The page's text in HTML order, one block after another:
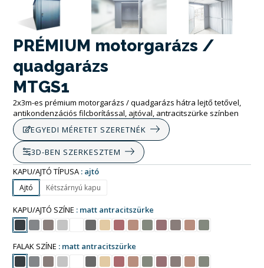
PRÉMIUM motorgarázs /
quadgarázs
MTGS1
2x3m-es prémium motorgarázs / quadgarázs hátra lejtő tetővel,
antikondenzációs filcborítással, ajtóval, antracitszürke színben
EGYEDI MÉRETET SZERETNÉK
3D-BEN SZERKESZTEM
KAPU/AJTÓ TÍPUSA ajtó
Ajtó Kétszárnyú kapu
KAPU/AJTÓ SZÍNE matt antracitszürke
FALAK SZÍNE matt antracitszürke